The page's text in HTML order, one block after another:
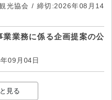
光協会 / 締切:2026年08月14
業業務に係る企画提案の公
09月04日
見る